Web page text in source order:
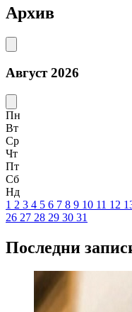
Архив
Август 2026
Пн
Вт
Ср
Чт
Пт
Сб
Нд
1 2 3 4 5 6 7 8 9 10 11 12
26 27 28 29 30 31
Последни